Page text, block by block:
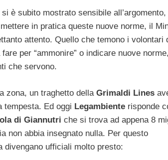
è subito mostrato sensibile all’argomento,
in pratica queste nuove norme, il
attento. Quello che temono i volontari
per “ammonire” o indicare nuove
che servono.
zona, un traghetto della Grimaldi Lines
tempesta. Ed oggi Legambiente risponde
di Giannutri che si trova ad appena 8
non abbia insegnato nulla. Per questo
divengano ufficiali molto presto: